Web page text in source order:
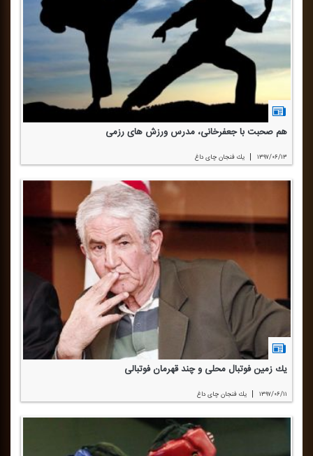
هم صحبت با جعفرخانی، مدرس ورزش های رزمی
۱۳۹۷/۰۶/۱۳ | یك فنجان چای داغ
یك زمین فوتبال محلی و چند قهرمان فوتبالی
۱۳۹۷/۰۶/۱۱ | یك فنجان چای داغ